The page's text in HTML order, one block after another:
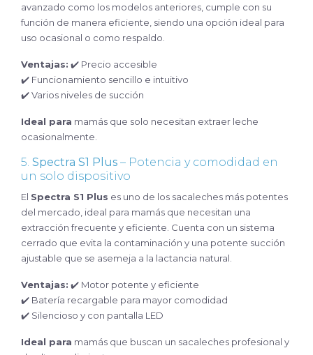
avanzado como los modelos anteriores, cumple con su
función de manera eficiente, siendo una opción ideal para
uso ocasional o como respaldo.
Ventajas: ✔️ Precio accesible
✔️ Funcionamiento sencillo e intuitivo
✔️ Varios niveles de succión
Ideal para mamás que solo necesitan extraer leche
ocasionalmente.
5. Spectra S1 Plus – Potencia y comodidad en
un solo dispositivo
El Spectra S1 Plus es uno de los sacaleches más potentes
del mercado, ideal para mamás que necesitan una
extracción frecuente y eficiente. Cuenta con un sistema
cerrado que evita la contaminación y una potente succión
ajustable que se asemeja a la lactancia natural.
Ventajas: ✔️ Motor potente y eficiente
✔️ Batería recargable para mayor comodidad
✔️ Silencioso y con pantalla LED
Ideal para mamás que buscan un sacaleches profesional y